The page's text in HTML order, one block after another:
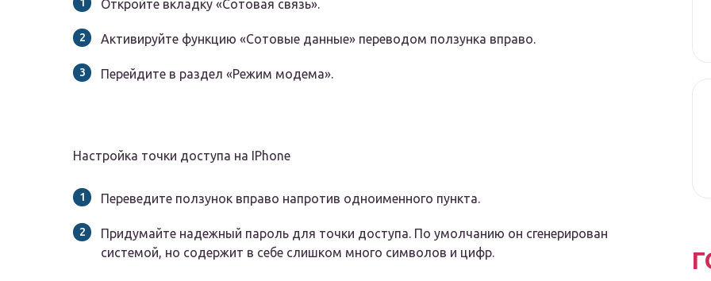
Откройте вкладку «Сотовая связь».
Активируйте функцию «Сотовые данные» переводом ползунка вправо.
Перейдите в раздел «Режим модема».
Настройка точки доступа на IPhone
Переведите ползунок вправо напротив одноименного пункта.
Придумайте надежный пароль для точки доступа. По умолчанию он сгенерирован
системой, но содержит в себе слишком много символов и цифр.